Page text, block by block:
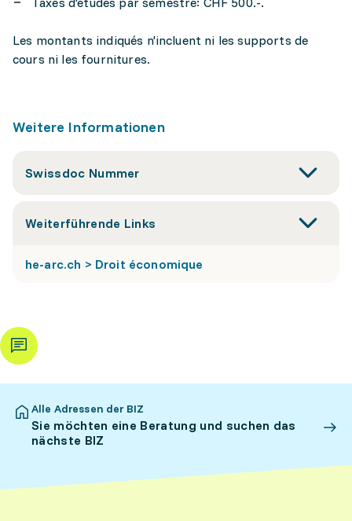
Les montants indiqués n'incluent ni les supports de
cours ni les fournitures.
Weitere Informationen
Swissdoc Nummer
Weiterführende Links
he-arc.ch > Droit économique
Alle Adressen der BIZ
Sie möchten eine Beratung und suchen das
nächste BIZ